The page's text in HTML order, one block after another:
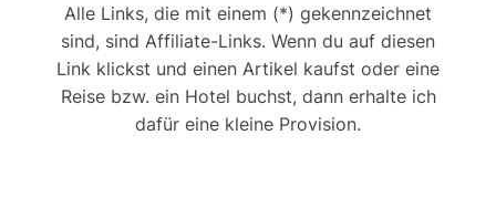
Alle Links, die mit einem (*) gekennzeichnet
sind, sind Affiliate-Links. Wenn du auf diesen
Link klickst und einen Artikel kaufst oder eine
Reise bzw. ein Hotel buchst, dann erhalte ich
dafür eine kleine Provision.